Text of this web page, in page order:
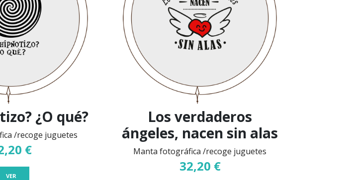
¿O qué?
/recoge juguetes
€
VER
Los verdaderos
ángeles, nacen sin alas
Manta fotográfica /recoge juguetes
32,20 €